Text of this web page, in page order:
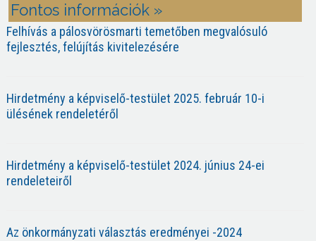
Fontos információk »
Felhívás a pálosvörösmarti temetőben megvalósuló
fejlesztés, felújítás kivitelezésére
Hirdetmény a képviselő-testület 2025. február 10-i
ülésének rendeletéről
Hirdetmény a képviselő-testület 2024. június 24-ei
rendeleteiről
Az önkormányzati választás eredményei -2024